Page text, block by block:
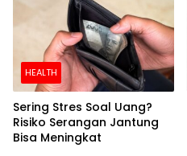
HEALTH
Sering Stres Soal Uang?
Risiko Serangan Jantung
Bisa Meningkat